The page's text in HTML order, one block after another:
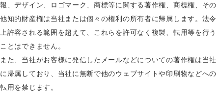
報、デザイン、ロゴマーク、商標等に関する著作権、商標権、その
他知的財産権は当社または個々の権利の所有者に帰属します。法令
上許容される範囲を超えて、これらを許可なく複製、転用等を行う
ことはできません。
また、当社がお客様に発信したメールなどについての著作権は当社
に帰属しており、当社に無断で他のウェブサイトや印刷物などへの
転用を禁じます。